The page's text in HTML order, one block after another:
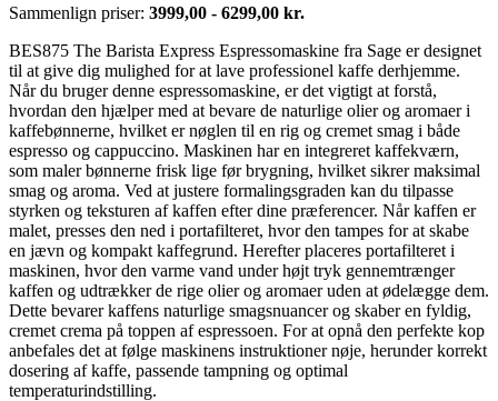
Sammenlign priser: 3999,00 - 6299,00 kr.
BES875 The Barista Express Espressomaskine fra Sage er designet
til at give dig mulighed for at lave professionel kaffe derhjemme.
Når du bruger denne espressomaskine, er det vigtigt at forstå,
hvordan den hjælper med at bevare de naturlige olier og aromaer i
kaffebønnerne, hvilket er nøglen til en rig og cremet smag i både
espresso og cappuccino. Maskinen har en integreret kaffekværn,
som maler bønnerne frisk lige før brygning, hvilket sikrer maksimal
smag og aroma. Ved at justere formalingsgraden kan du tilpasse
styrken og teksturen af kaffen efter dine præferencer. Når kaffen er
malet, presses den ned i portafilteret, hvor den tampes for at skabe
en jævn og kompakt kaffegrund. Herefter placeres portafilteret i
maskinen, hvor den varme vand under højt tryk gennemtrænger
kaffen og udtrækker de rige olier og aromaer uden at ødelægge dem.
Dette bevarer kaffens naturlige smagsnuancer og skaber en fyldig,
cremet crema på toppen af espressoen. For at opnå den perfekte kop
anbefales det at følge maskinens instruktioner nøje, herunder korrekt
dosering af kaffe, passende tampning og optimal
temperaturindstilling.